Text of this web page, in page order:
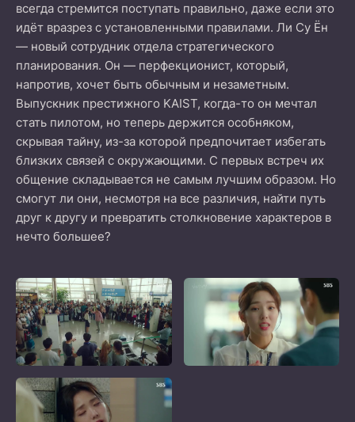
всегда стремится поступать правильно, даже если это
идёт вразрез с установленными правилами. Ли Су Ён
— новый сотрудник отдела стратегического
планирования. Он — перфекционист, который,
напротив, хочет быть обычным и незаметным.
Выпускник престижного KAIST, когда-то он мечтал
стать пилотом, но теперь держится особняком,
скрывая тайну, из-за которой предпочитает избегать
близких связей с окружающими. С первых встреч их
общение складывается не самым лучшим образом. Но
смогут ли они, несмотря на все различия, найти путь
друг к другу и превратить столкновение характеров в
нечто большее?